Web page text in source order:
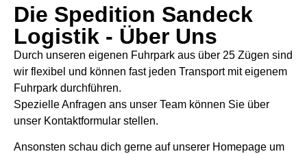
Die Spedition Sandeck
Logistik - Über Uns
Durch unseren eigenen Fuhrpark aus über 25 Zügen sind
wir flexibel und können fast jeden Transport mit eigenem
Fuhrpark durchführen.
Spezielle Anfragen ans unser Team können Sie über
unser Kontaktformular stellen.
Ansonsten schau dich gerne auf unserer Homepage um